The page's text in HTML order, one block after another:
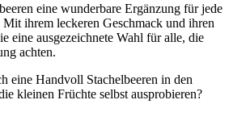
eine wunderbare Ergänzung für jede
ihrem leckeren Geschmack und ihren
eine ausgezeichnete Wahl für alle, die
achten.
eine Handvoll Stachelbeeren in den
kleinen Früchte selbst ausprobieren?